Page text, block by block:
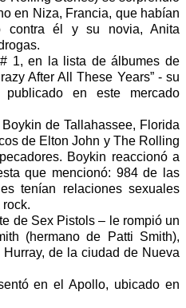
en Niza, Francia, que habían
contra él y su novia, Anita
1, en la lista de álbumes de
After All These Years” - su
en este mercado
de Tallahassee, Florida
de Elton John y The Rolling
Boykin reaccionó a
que mencionó: 984 de las
tenían relaciones sexuales
de Sex Pistols – le rompió un
(hermano de Patti Smith),
de la ciudad de Nueva
en el Apollo, ubicado en